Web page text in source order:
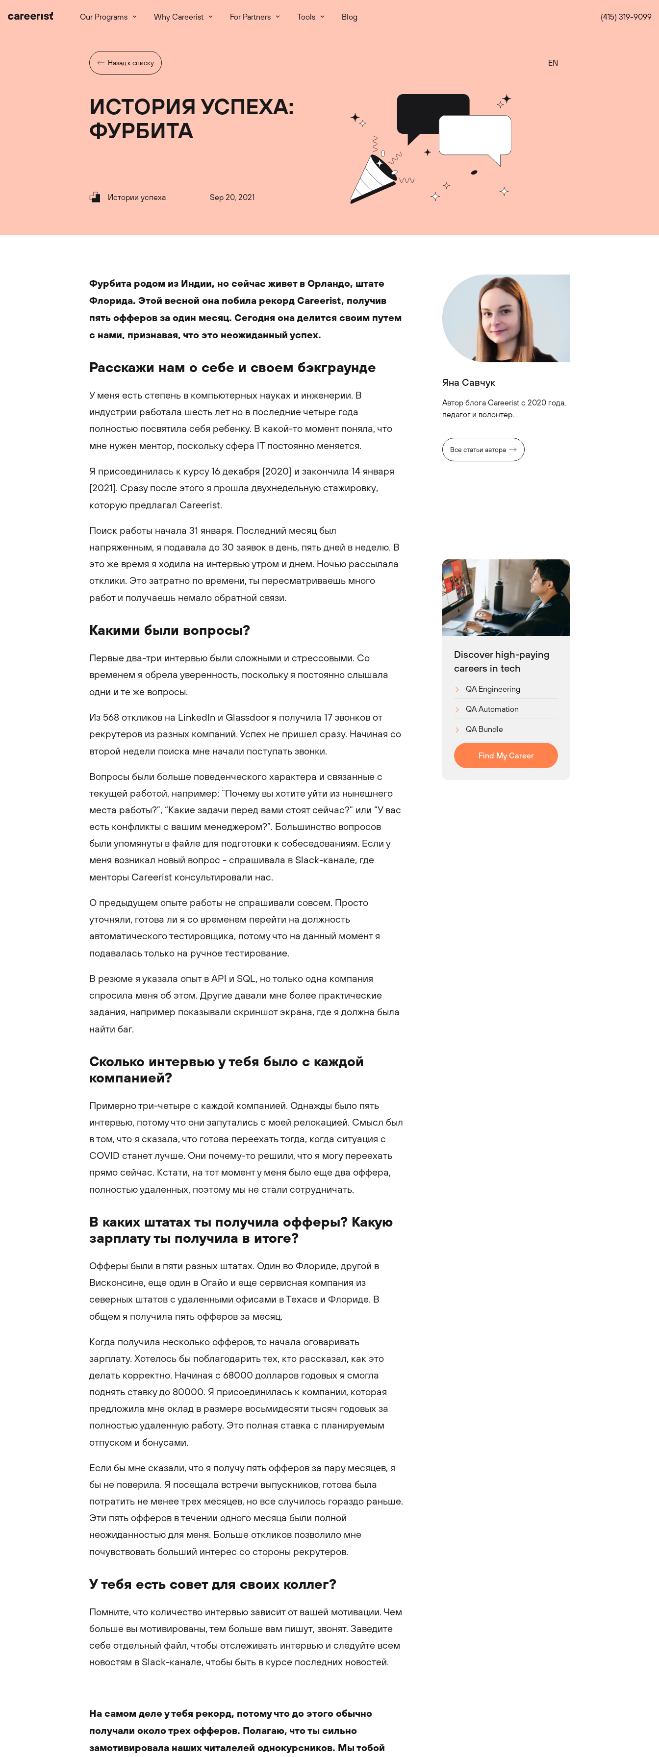
Our Programs Why Careerist For Partners Tools Blog (415) 319-9099
Назад к списку EN
ИСТОРИЯ УСПЕХА:
ФУРБИТА
Истории успеха Sep 20, 2021
Фурбита родом из Индии, но сейчас живет в Орландо, штате
Флорида. Этой весной она побила рекорд Careerist, получив
пять офферов за один месяц. Сегодня она делится своим путем
с нами, признавая, что это неожиданный успех.
Расскажи нам о себе и своем бэкграунде
У меня есть степень в компьютерных науках и инженерии. В
индустрии работала шесть лет но в последние четыре года
полностью посвятила себя ребенку. В какой-то момент поняла, что
мне нужен ментор, поскольку сфера IT постоянно меняется.
Я присоединилась к курсу 16 декабря [2020] и закончила 14 января
[2021]. Сразу после этого я прошла двухнедельную стажировку,
которую предлагал Careerist.
Поиск работы начала 31 января. Последний месяц был
напряженным, я подавала до 30 заявок в день, пять дней в неделю. В
это же время я ходила на интервью утром и днем. Ночью рассылала
отклики. Это затратно по времени, ты пересматриваешь много
работ и получаешь немало обратной связи.
Какими были вопросы?
Первые два-три интервью были сложными и стрессовыми. Со
временем я обрела уверенность, поскольку я постоянно слышала
одни и те же вопросы.
Из 568 откликов на LinkedIn и Glassdoor я получила 17 звонков от
рекрутеров из разных компаний. Успех не пришел сразу. Начиная со
второй недели поиска мне начали поступать звонки.
Вопросы были больше поведенческого характера и связанные с
текущей работой, например: “Почему вы хотите уйти из нынешнего
места работы?”, “Какие задачи перед вами стоят сейчас?” или “У вас
есть конфликты с вашим менеджером?”. Большинство вопросов
были упомянуты в файле для подготовки к собеседованиям. Если у
меня возникал новый вопрос - спрашивала в Slack-канале, где
менторы Careerist консультировали нас.
О предыдущем опыте работы не спрашивали совсем. Просто
уточняли, готова ли я со временем перейти на должность
автоматического тестировщика, потому что на данный момент я
подавалась только на ручное тестирование.
В резюме я указала опыт в API и SQL, но только одна компания
спросила меня об этом. Другие давали мне более практические
задания, например показывали скриншот экрана, где я должна была
найти баг.
Сколько интервью у тебя было с каждой
компанией?
Примерно три-четыре с каждой компанией. Однажды было пять
интервью, потому что они запутались с моей релокацией. Смысл был
в том, что я сказала, что готова переехать тогда, когда ситуация с
COVID станет лучше. Они почему-то решили, что я могу переехать
прямо сейчас. Кстати, на тот момент у меня было еще два оффера,
полностью удаленных, поэтому мы не стали сотрудничать.
В каких штатах ты получила офферы? Какую
зарплату ты получила в итоге?
Офферы были в пяти разных штатах. Один во Флориде, другой в
Висконсине, еще один в Огайо и еще сервисная компания из
северных штатов с удаленными офисами в Техасе и Флориде. В
общем я получила пять офферов за месяц.
Когда получила несколько офферов, то начала оговаривать
зарплату. Хотелось бы поблагодарить тех, кто рассказал, как это
делать корректно. Начиная с 68000 долларов годовых я смогла
поднять ставку до 80000. Я присоединилась к компании, которая
предложила мне оклад в размере восьмидесяти тысяч годовых за
полностью удаленную работу. Это полная ставка с планируемым
отпуском и бонусами.
Если бы мне сказали, что я получу пять офферов за пару месяцев, я
бы не поверила. Я посещала встречи выпускников, готова была
потратить не менее трех месяцев, но все случилось гораздо раньше.
Эти пять офферов в течении одного месяца были полной
неожиданностью для меня. Больше откликов позволило мне
почувствовать больший интерес со стороны рекрутеров.
У тебя есть совет для своих коллег?
Помните, что количество интервью зависит от вашей мотивации. Чем
больше вы мотивированы, тем больше вам пишут, звонят. Заведите
себе отдельный файл, чтобы отслеживать интервью и следуйте всем
новостям в Slack-канале, чтобы быть в курсе последних новостей.
На самом деле у тебя рекорд, потому что до этого обычно
получали около трех офферов. Полагаю, что ты сильно
замотивировала наших читалелей однокурсников. Мы тобой
Яна Савчук
Автор блога Careerist с 2020 года,
педагог и волонтер.
Все статьи автора
Discover high-paying
careers in tech
QA Engineering
QA Automation
QA Bundle
Find My Career